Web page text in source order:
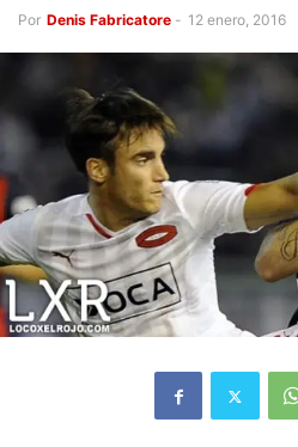
Por Denis Fabricatore - 12 enero, 2016